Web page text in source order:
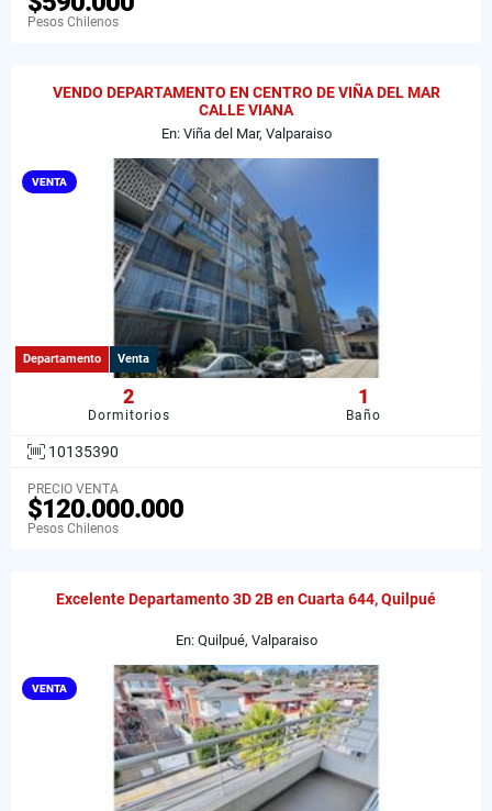
Pesos Chilenos
VENDO DEPARTAMENTO EN CENTRO DE VIÑA DEL MAR
CALLE VIANA
En: Viña del Mar, Valparaiso
VENTA
Departamento Venta
2
Dormitorios
1
Baño
10135390
PRECIO VENTA
$120.000.000
Pesos Chilenos
Excelente Departamento 3D 2B en Cuarta 644, Quilpué
En: Quilpué, Valparaiso
VENTA